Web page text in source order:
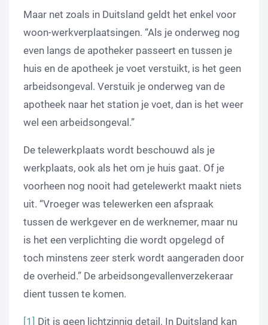
Maar net zoals in Duitsland geldt het enkel voor
woon-werkverplaatsingen. “Als je onderweg nog
even langs de apotheker passeert en tussen je
huis en de apotheek je voet verstuikt, is het geen
arbeidsongeval. Verstuik je onderweg van de
apotheek naar het station je voet, dan is het weer
wel een arbeidsongeval.”
De telewerkplaats wordt beschouwd als je
werkplaats, ook als het om je huis gaat. Of je
voorheen nog nooit had getelewerkt maakt niets
uit. “Vroeger was telewerken een afspraak
tussen de werkgever en de werknemer, maar nu
is het een verplichting die wordt opgelegd of
toch minstens zeer sterk wordt aangeraden door
de overheid.” De arbeidsongevallenverzekeraar
dient tussen te komen.
[1] Dit is geen lichtzinnig detail. In Duitsland kan